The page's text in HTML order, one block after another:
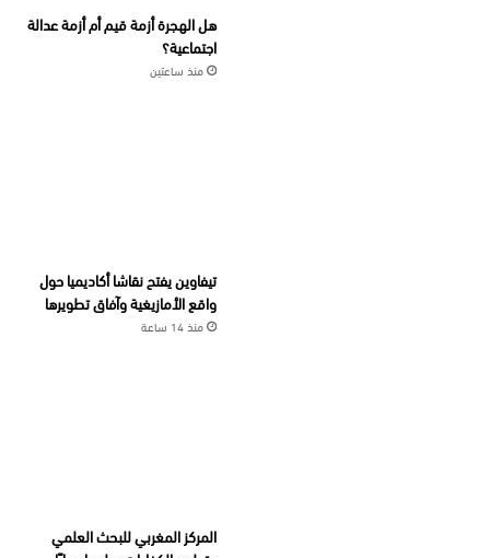
هل الهجرة أزمة قيم أم أزمة عدالة
اجتماعية؟
منذ ساعتين
تيفاوين يفتح نقاشا أكاديميا حول
واقع الأمازيغية وآفاق تطويرها
منذ 14 ساعة
المركز المغربي للبحث العلمي